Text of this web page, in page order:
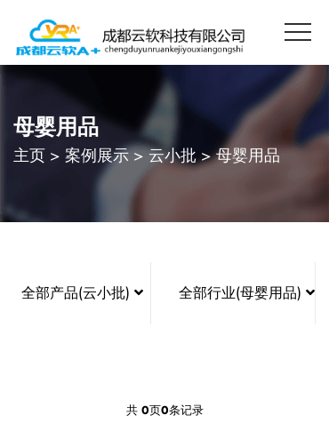
母婴用品
主页 > 案例展示>云小批>母婴用品
全部产品(云小批) 全部行业(母婴用品)
共 0页0条记录